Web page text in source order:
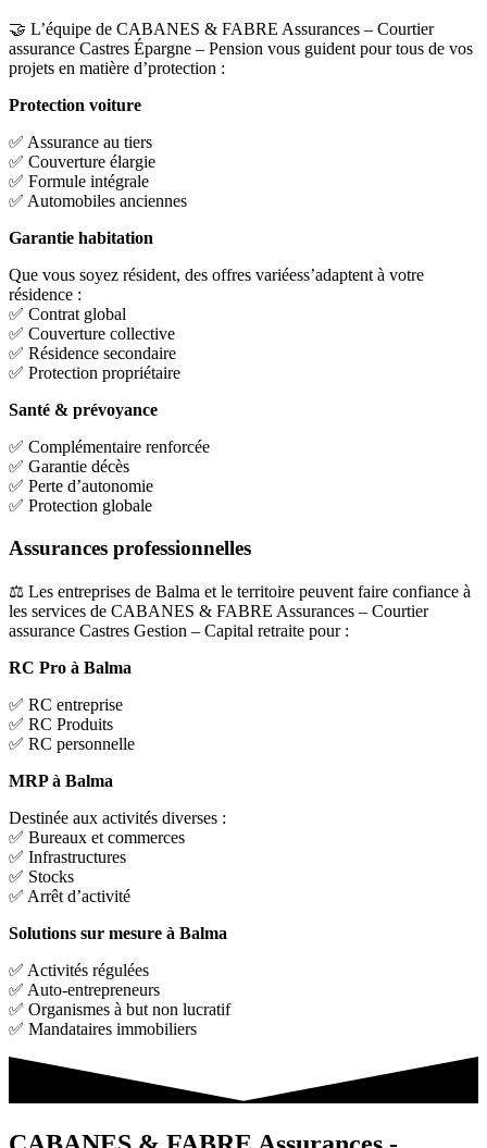
🤝 L’équipe de CABANES & FABRE Assurances – Courtier
assurance Castres Épargne – Pension vous guident pour tous de vos
projets en matière d’protection :
Protection voiture
✅ Assurance au tiers
✅ Couverture élargie
✅ Formule intégrale
✅ Automobiles anciennes
Garantie habitation
Que vous soyez résident, des offres variéess’adaptent à votre
résidence :
✅ Contrat global
✅ Couverture collective
✅ Résidence secondaire
✅ Protection propriétaire
Santé & prévoyance
✅ Complémentaire renforcée
✅ Garantie décès
✅ Perte d’autonomie
✅ Protection globale
Assurances professionnelles
⚖️ Les entreprises de Balma et le territoire peuvent faire confiance à
les services de CABANES & FABRE Assurances – Courtier
assurance Castres Gestion – Capital retraite pour :
RC Pro à Balma
✅ RC entreprise
✅ RC Produits
✅ RC personnelle
MRP à Balma
Destinée aux activités diverses :
✅ Bureaux et commerces
✅ Infrastructures
✅ Stocks
✅ Arrêt d’activité
Solutions sur mesure à Balma
✅ Activités régulées
✅ Auto-entrepreneurs
✅ Organismes à but non lucratif
✅ Mandataires immobiliers